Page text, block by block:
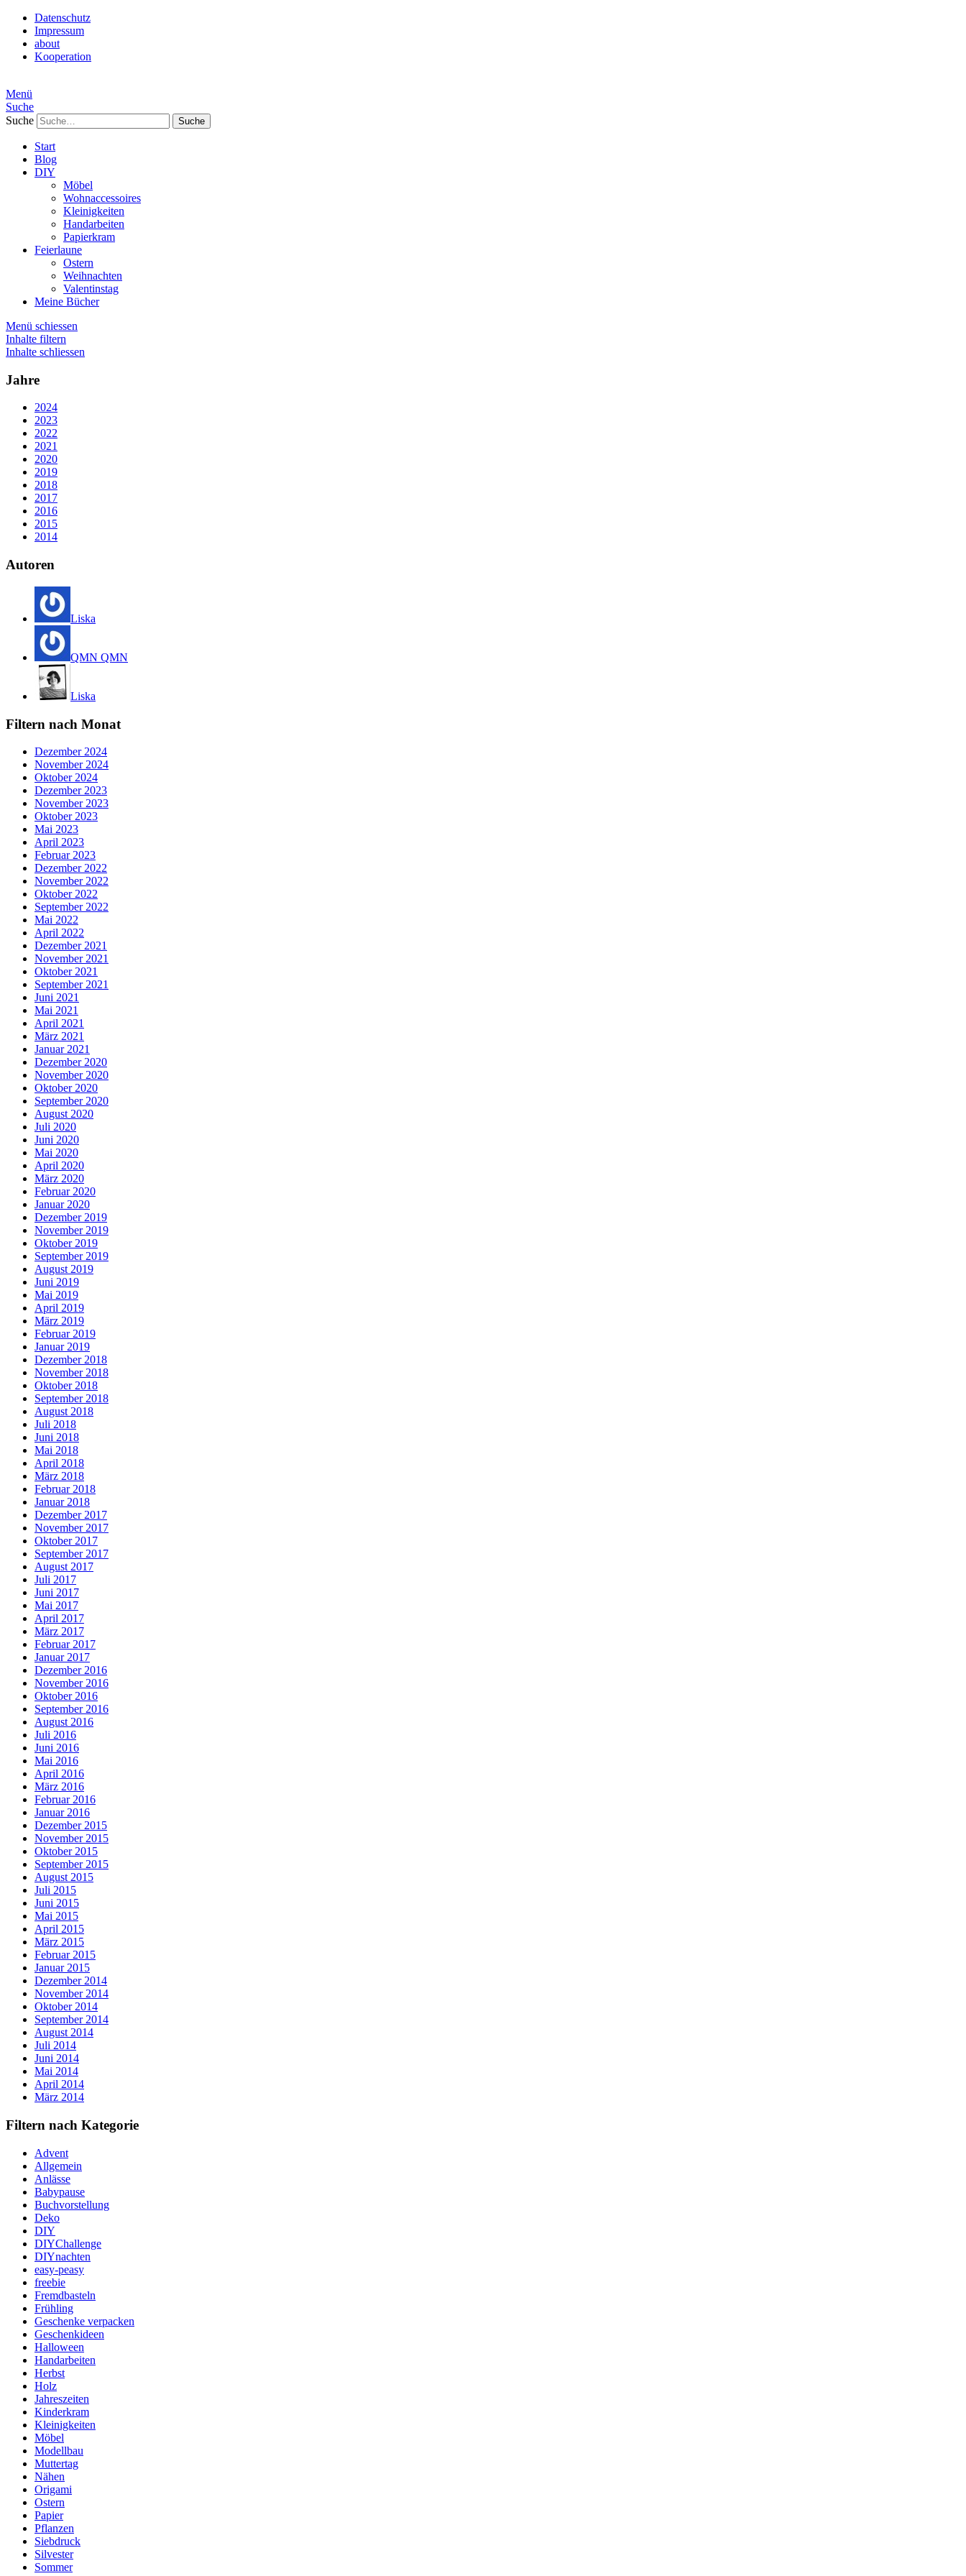
Datenschutz
Impressum
about
Kooperation
Menü
Suche
Suche
Start
Blog
DIY
Möbel
Wohnaccessoires
Kleinigkeiten
Handarbeiten
Papierkram
Feierlaune
Ostern
Weihnachten
Valentinstag
Meine Bücher
Menü schiessen
Inhalte filtern
Inhalte schliessen
Jahre
2024
2023
2022
2021
2020
2019
2018
2017
2016
2015
2014
Autoren
Liska
QMN QMN
Liska
Filtern nach Monat
Dezember 2024
November 2024
Oktober 2024
Dezember 2023
November 2023
Oktober 2023
Mai 2023
April 2023
Februar 2023
Dezember 2022
November 2022
Oktober 2022
September 2022
Mai 2022
April 2022
Dezember 2021
November 2021
Oktober 2021
September 2021
Juni 2021
Mai 2021
April 2021
März 2021
Januar 2021
Dezember 2020
November 2020
Oktober 2020
September 2020
August 2020
Juli 2020
Juni 2020
Mai 2020
April 2020
März 2020
Februar 2020
Januar 2020
Dezember 2019
November 2019
Oktober 2019
September 2019
August 2019
Juni 2019
Mai 2019
April 2019
März 2019
Februar 2019
Januar 2019
Dezember 2018
November 2018
Oktober 2018
September 2018
August 2018
Juli 2018
Juni 2018
Mai 2018
April 2018
März 2018
Februar 2018
Januar 2018
Dezember 2017
November 2017
Oktober 2017
September 2017
August 2017
Juli 2017
Juni 2017
Mai 2017
April 2017
März 2017
Februar 2017
Januar 2017
Dezember 2016
November 2016
Oktober 2016
September 2016
August 2016
Juli 2016
Juni 2016
Mai 2016
April 2016
März 2016
Februar 2016
Januar 2016
Dezember 2015
November 2015
Oktober 2015
September 2015
August 2015
Juli 2015
Juni 2015
Mai 2015
April 2015
März 2015
Februar 2015
Januar 2015
Dezember 2014
November 2014
Oktober 2014
September 2014
August 2014
Juli 2014
Juni 2014
Mai 2014
April 2014
März 2014
Filtern nach Kategorie
Advent
Allgemein
Anlässe
Babypause
Buchvorstellung
Deko
DIY
DIYChallenge
DIYnachten
easy-peasy
freebie
Fremdbasteln
Frühling
Geschenke verpacken
Geschenkideen
Halloween
Handarbeiten
Herbst
Holz
Jahreszeiten
Kinderkram
Kleinigkeiten
Möbel
Modellbau
Muttertag
Nähen
Origami
Ostern
Papier
Pflanzen
Siebdruck
Silvester
Sommer